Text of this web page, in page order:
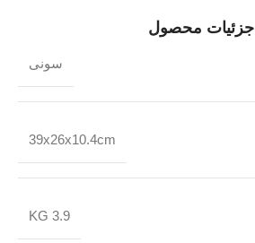
جزئیات محصول
سونی
39x26x10.4cm
3.9 KG